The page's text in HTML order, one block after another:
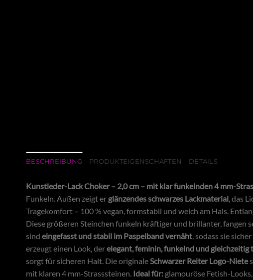
BESCHREIBUNG PRODUKTEIGENSCHAFTEN DETAILS
Kunstleder-Lack Choker – 2,0 cm – mit klar funkelnden 4 mm-
Funkeln. Außen zeigt er glänzendes schwarzes Lackmaterial , das
Tragekomfort – 100 % vegan, formstabil und weich am Hals.
Diese größeren Steinchen funkeln kräftiger und brillanter, fangen
sind eingefasst und stabil im Paspelband vernäht , sodass sie
erzeugt einen Look, derelegant, feminin, funkelnd und gleichzeitig
sorgt für sicheren Halt. Die originale Schwarzer Reiter Logo-Niete
mit klaren 4 mm-Strasssteinen. Ideal für: glamouröse Fetish-